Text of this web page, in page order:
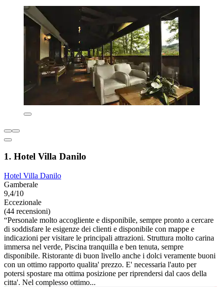
1. Hotel Villa Danilo
Hotel Villa Danilo
Gamberale
9,4/10
Eccezionale
(44 recensioni)
“Personale molto accogliente e disponibile, sempre pronto a cercare
di soddisfare le esigenze dei clienti e disponibile con mappe e
indicazioni per visitare le principali attrazioni. Struttura molto carina
immersa nel verde, Piscina tranquilla e ben tenuta, sempre
disponibile. Ristorante di buon livello anche i dolci veramente buoni
con un ottimo rapporto qualita' prezzo. E' necessaria l'auto per
potersi spostare ma ottima posizione per riprendersi dal caos della
citta'. Nel complesso ottimo...